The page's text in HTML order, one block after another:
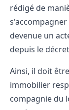
rédigé de
devenue un
depuis le
Ainsi, il doit
immobilier
compagnie du